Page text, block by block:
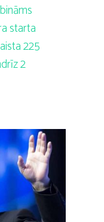
starta
225
2